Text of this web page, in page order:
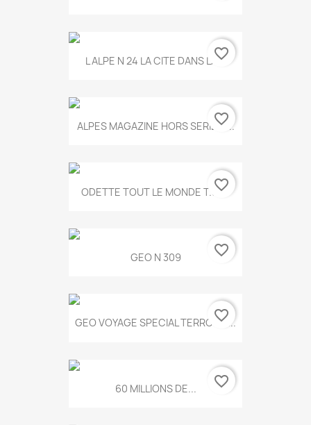
L ALPE N 24 LA CITE DANS LA...
favorite_border
ALPES MAGAZINE HORS SERIE N...
favorite_border
ODETTE TOUT LE MONDE T.546
favorite_border
GEO N 309 favorite_border
GEO VOYAGE SPECIAL TERROIRS...
favorite_border
60 MILLIONS DE... favorite_border